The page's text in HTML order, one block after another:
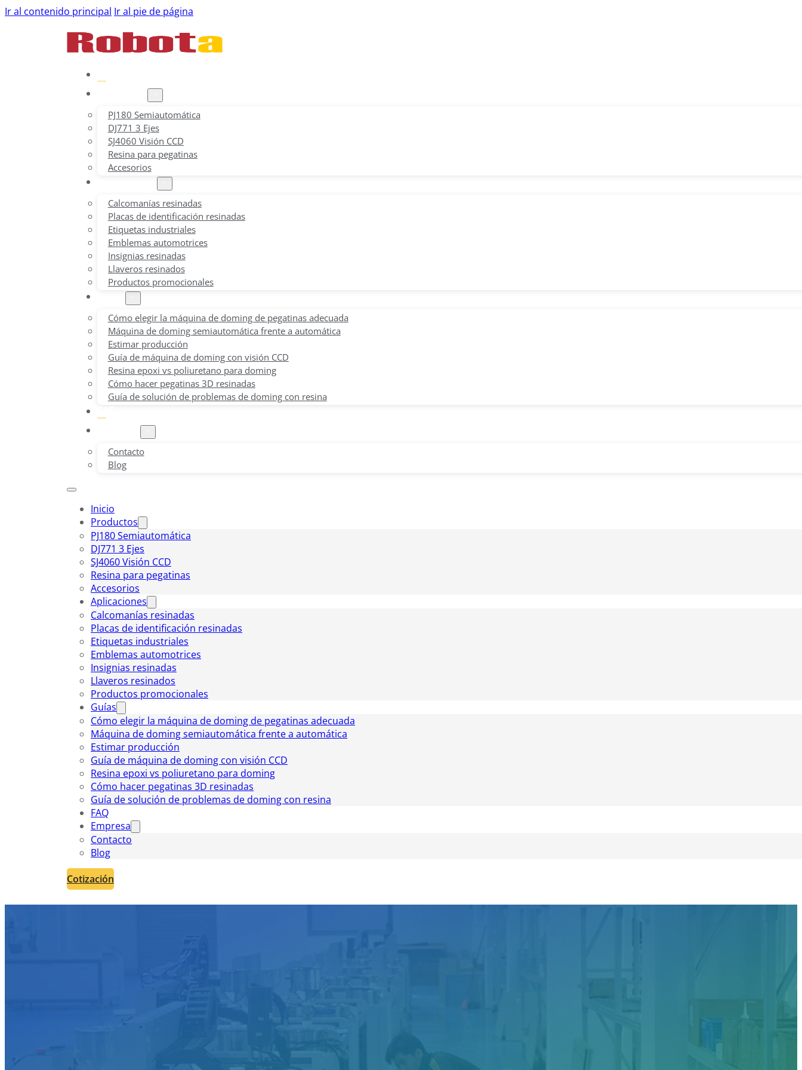
Ir al contenido principal Ir al pie de página
PJ180 Semiautomática
DJ771 3 Ejes
SJ4060 Visión CCD
Resina para pegatinas
Accesorios
Calcomanías resinadas
Placas de identificación resinadas
Etiquetas industriales
Emblemas automotrices
Insignias resinadas
Llaveros resinados
Productos promocionales
Cómo elegir la máquina de doming de pegatinas adecuada
Máquina de doming semiautomática frente a automática
Estimar producción
Guía de máquina de doming con visión CCD
Resina epoxi vs poliuretano para doming
Cómo hacer pegatinas 3D resinadas
Guía de solución de problemas de doming con resina
Contacto
Blog
Inicio
Productos
PJ180 Semiautomática
DJ771 3 Ejes
SJ4060 Visión CCD
Resina para pegatinas
Accesorios
Aplicaciones
Calcomanías resinadas
Placas de identificación resinadas
Etiquetas industriales
Emblemas automotrices
Insignias resinadas
Llaveros resinados
Productos promocionales
Guías
Cómo elegir la máquina de doming de pegatinas adecuada
Máquina de doming semiautomática frente a automática
Estimar producción
Guía de máquina de doming con visión CCD
Resina epoxi vs poliuretano para doming
Cómo hacer pegatinas 3D resinadas
Guía de solución de problemas de doming con resina
FAQ
Empresa
Contacto
Blog
Cotización